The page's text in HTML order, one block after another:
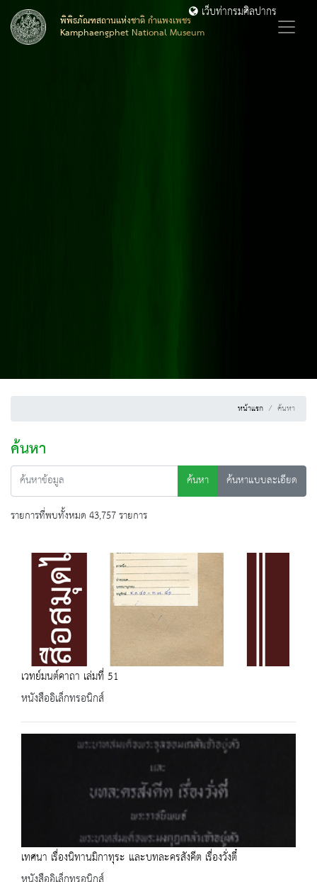
พิพิธภัณฑสถานแห่งชาติ กำแพงเพชร
Kamphaengphet National Museum
เว็บท่ากรมศิลปากร
หน้าแรก ค้นหา
ค้นหา
ค้นหา
ค้นหาแบบละเอียด
รายการที่พบทั้งหมด 43,757 รายการ
เวทย์มนต์คาถา เล่มที่ 51
หนังสืออิเล็กทรอนิกส์
เทศนา เรื่องนิทานมิกาทุระ และบทละครสังคีต เรื่องวั่งตี๋